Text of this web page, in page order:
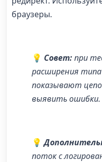
браузеры.
💡 Совет:при
расширения
показывают
выявить ошибки.
💡
поток с